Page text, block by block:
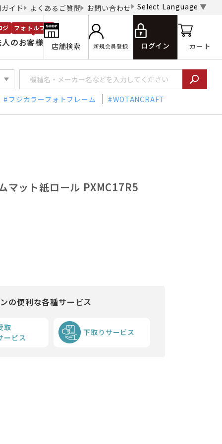
イド よくあるご質問 お問い合わせ Select Language ▼
のお客様
ジ フォトルプロ
店舗検索 新規会員登録 ログイン カート
フジカラーフォトフレーム WOTANCRAFT
マット紙ロール PXMC17R5
の便利な各種サービス
取
ービス
下取りサービス